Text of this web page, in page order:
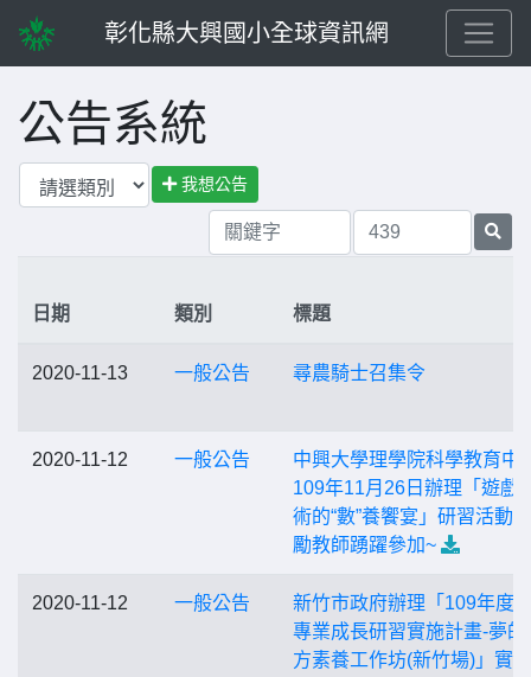
彰化縣大興國小全球資訊網
公告系統
我想公告
日期 類別 標題
2020-11-13 一般公告 尋農騎士召集令
2020-11-12 一般公告
中興大學理學院科學教育中
109年11月26日辦理「遊戲
術的“數”養饗宴」研習活動
勵教師踴躍參加~
2020-11-12 一般公告
新竹市政府辦理「109年度
專業成長研習實施計畫-夢的
方素養工作坊(新竹場)」實